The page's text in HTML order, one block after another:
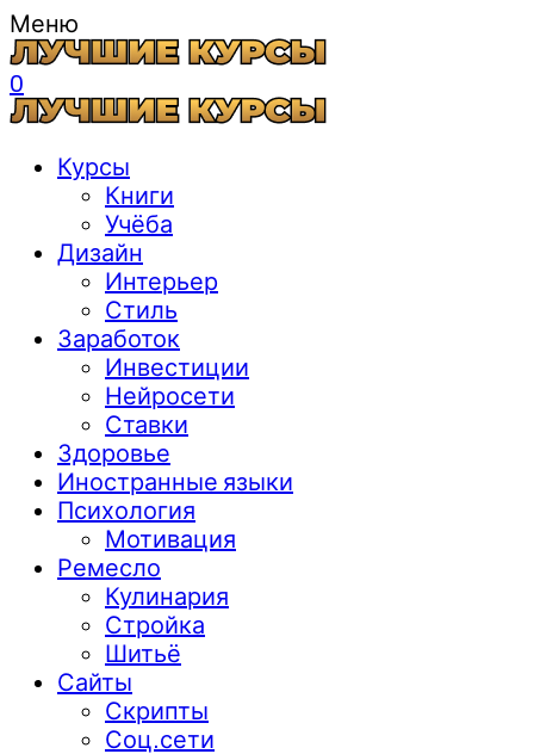
Меню
0
Курсы
Книги
Учёба
Дизайн
Интерьер
Стиль
Заработок
Инвестиции
Нейросети
Ставки
Здоровье
Иностранные языки
Психология
Мотивация
Ремесло
Кулинария
Стройка
Шитьё
Сайты
Скрипты
Соц.сети